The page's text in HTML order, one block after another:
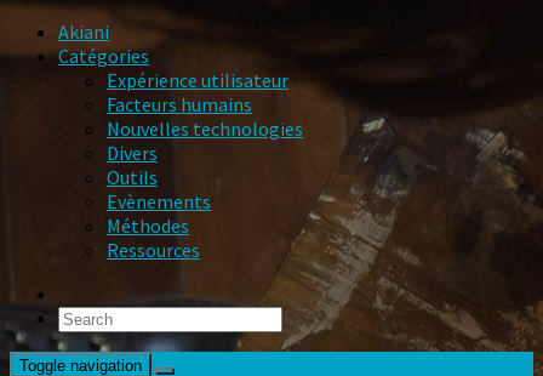
Akiani
Catégories
Expérience utilisateur
Facteurs humains
Nouvelles technologies
Divers
Outils
Evènements
Méthodes
Ressources
Toggle navigation